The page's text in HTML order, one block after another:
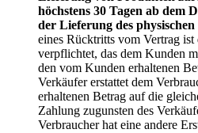
höchstens 30 Tagen ab dem
der Lieferung des
eines Rücktritts vom Vertrag ist
verpflichtet, das dem Kunden
den vom Kunden erhaltenen
Verkäufer erstattet dem
erhaltenen Betrag auf die
Zahlung zugunsten des
Verbraucher hat eine andere